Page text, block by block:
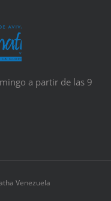
a partir de las 9
Venezuela